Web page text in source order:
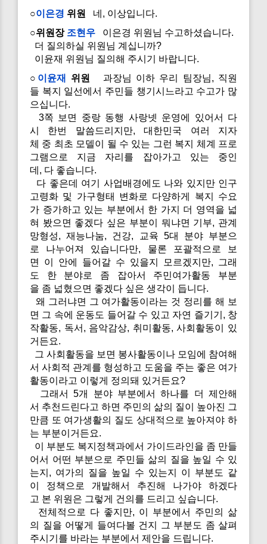
○이은경 위원
네, 이상입니다.
○위원장 조현우 이은경 위원님 수고하셨습니다.
더 질의하실 위원님 계십니까?
이윤재 위원님 질의해 주시기 바랍니다.
○ 이윤재 위원
과장님 이하 우리 팀장님, 직원
들 복지 일선에서 주민들 챙기시느라고 수고가 많
으십니다.
3쪽 보면 중랑 동행 사랑넷 운영에 있어서 다
시 한번 말씀드리지만, 대한민국 여러 지자
체 중 최초 모델이 될 수 있는 그런 복지 체계 프로
그램으로 지금 자리를 잡아가고 있는 중인
데, 다 좋습니다.
다 좋은데 여기 사업배경에도 나와 있지만 인구
고령화 및 가구형태 변화로 다양하게 복지 수요
가 증가하고 있는 부분에서 한 가지 더 영역을 넓
혀 봤으면 좋겠다 싶은 부분이 뭐냐면 기부, 관계
망형성, 재능나눔, 건강, 교육 5대 분야 부분으
로 나누어져 있습니다만, 물론 포괄적으로 보
면 이 안에 들어갈 수 있을지 모르겠지만, 그래
도 한 분야로 좀 잡아서 주민여가활동 부분
을 좀 넓혔으면 좋겠다 싶은 생각이 듭니다.
왜 그러냐면 그 여가활동이라는 것 정리를 해 보
면 그 속에 운동도 들어갈 수 있고 자연 즐기기, 창
작활동, 독서, 음악감상, 취미활동, 사회활동이 있
거든요.
그 사회활동을 보면 봉사활동이나 모임에 참여해
서 사회적 관계를 형성하고 도움을 주는 좋은 여가
활동이라고 이렇게 정의돼 있거든요?
그래서 5개 분야 부분에서 하나를 더 제안해
서 추천드린다고 하면 주민의 삶의 질이 높아진 그
만큼 또 여가생활의 질도 상대적으로 높아져야 하
는 부분이거든요.
이 부분도 복지정책과에서 가이드라인을 좀 만들
어서 어떤 부분으로 주민들 삶의 질을 높일 수 있
는지, 여가의 질을 높일 수 있는지 이 부분도 같
이 정책으로 개발해서 추진해 나가야 하겠다
고 본 위원은 그렇게 건의를 드리고 싶습니다.
전체적으로 다 좋지만, 이 부분에서 주민의 삶
의 질을 어떻게 들여다볼 건지 그 부분도 좀 살펴
주시기를 바라는 부분에서 제안을 드립니다.